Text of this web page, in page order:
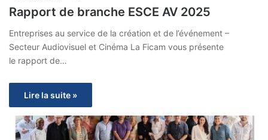
Rapport de branche ESCE AV 2025
Entreprises au service de la création et de l’événement –
Secteur Audiovisuel et Cinéma La Ficam vous présente
le rapport de…
Lire la suite »